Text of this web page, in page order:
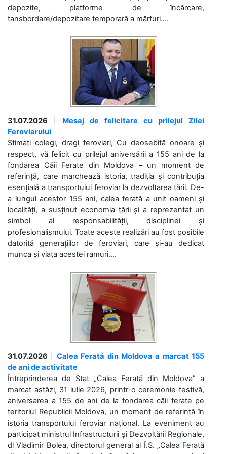
depozite, platforme de încărcare,
tansbordare/depozitare temporară a mărfuri....
31.07.2026
Mesaj de felicitare cu prilejul Zilei
Feroviarului
Stimați colegi, dragi feroviari, Cu deosebită onoare și
respect, vă felicit cu prilejul aniversării a 155 ani de la
fondarea Căii Ferate din Moldova – un moment de
referință, care marchează istoria, tradiția și contribuția
esențială a transportului feroviar la dezvoltarea țării. De-
a lungul acestor 155 ani, calea ferată a unit oameni și
localități, a susținut economia țării și a reprezentat un
simbol al responsabilității, disciplinei și
profesionalismului. Toate aceste realizări au fost posibile
datorită generațiilor de feroviari, care și-au dedicat
munca și viața acestei ramuri....
31.07.2026
Calea Ferată din Moldova a marcat 155
de ani de activitate
Întreprinderea de Stat „Calea Ferată din Moldova” a
marcat astăzi, 31 iulie 2026, printr-o ceremonie festivă,
aniversarea a 155 de ani de la fondarea căii ferate pe
teritoriul Republicii Moldova, un moment de referință în
istoria transportului feroviar național. La eveniment au
participat ministrul Infrastructurii și Dezvoltării Regionale,
dl Vladimir Bolea, directorul general al Î.S. „Calea Ferată